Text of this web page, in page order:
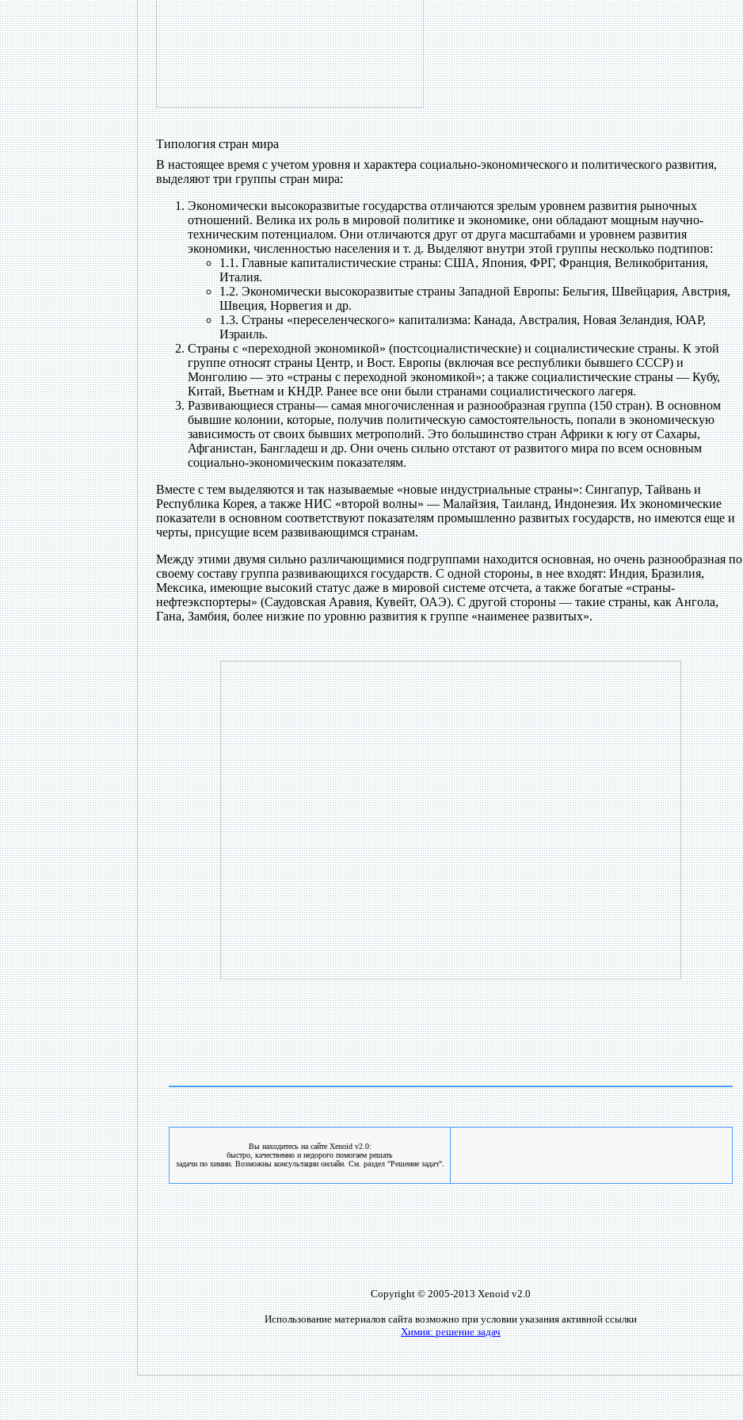
Типология стран мира
В настоящее время с учетом уровня и характера социально-экономического и политического развития,
выделяют три группы стран мира:
Экономически высокоразвитые государства отличаются зрелым уровнем развития рыночных
отношений. Велика их роль в мировой политике и экономике, они обладают мощным научно-
техническим потенциалом. Они отличаются друг от друга масштабами и уровнем развития
экономики, численностью населения и т. д. Выделяют внутри этой группы несколько подтипов:
1.1. Главные капиталистические страны: США, Япония, ФРГ, Франция, Великобритания,
Италия.
1.2. Экономически высокоразвитые страны Западной Европы: Бельгия, Швейцария, Австрия,
Швеция, Норвегия и др.
1.3. Страны «переселенческого» капитализма: Канада, Австралия, Новая Зеландия, ЮАР,
Израиль.
Страны с «переходной экономикой» (постсоциалистические) и социалистические страны. К этой
группе относят страны Центр, и Вост. Европы (включая все республики бывшего СССР) и
Монголию — это «страны с переходной экономикой»; а также социалистические страны — Кубу,
Китай, Вьетнам и КНДР. Ранее все они были странами социалистического лагеря.
Развивающиеся страны— самая многочисленная и разнообразная группа (150 стран). В основном
бывшие колонии, которые, получив политическую самостоятельность, попали в экономическую
зависимость от своих бывших метрополий. Это большинство стран Африки к югу от Сахары,
Афганистан, Бангладеш и др. Они очень сильно отстают от развитого мира по всем основным
социально-экономическим показателям.
Вместе с тем выделяются и так называемые «новые индустриальные страны»: Сингапур, Тайвань и
Республика Корея, а также НИС «второй волны» — Малайзия, Таиланд, Индонезия. Их экономические
показатели в основном соответствуют показателям промышленно развитых государств, но имеются еще и
черты, присущие всем развивающимся странам.
Между этими двумя сильно различающимися подгруппами находится основная, но очень разнообразная по
своему составу группа развивающихся государств. С одной стороны, в нее входят: Индия, Бразилия,
Мексика, имеющие высокий статус даже в мировой системе отсчета, а также богатые «страны-
нефтеэкспортеры» (Саудовская Аравия, Кувейт, ОАЭ). С другой стороны — такие страны, как Ангола,
Гана, Замбия, более низкие по уровню развития к группе «наименее развитых».
Вы находитесь на сайте Xenoid v2.0:
быстро, качественно и недорого помогаем решать
задачи по химии. Возможны консультации онлайн. См. раздел "Решение задач".
Copyright © 2005-2013 Xenoid v2.0
Использование материалов сайта возможно при условии указания активной ссылки
Химия: решение задач